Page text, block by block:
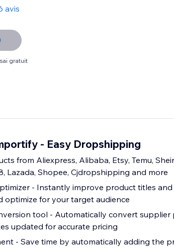
avis
gratuit
- Easy Dropshipping
from Aliexpress, Alibaba, Etsy, Temu,
Lazada, Shopee, Cjdropshipping and more
- Instantly improve product titles
optimize for your target audience
tool - Automatically convert supplier
updated for accurate pricing
- Save time by automatically adding the